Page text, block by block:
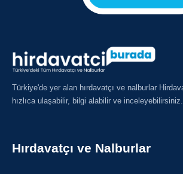
Türkiye'de yer alan hırdavatçı ve nalburlar
hızlıca ulaşabilir, bilgi alabilir ve inceleyebilirsiniz.
Hırdavatçı ve Nalburlar